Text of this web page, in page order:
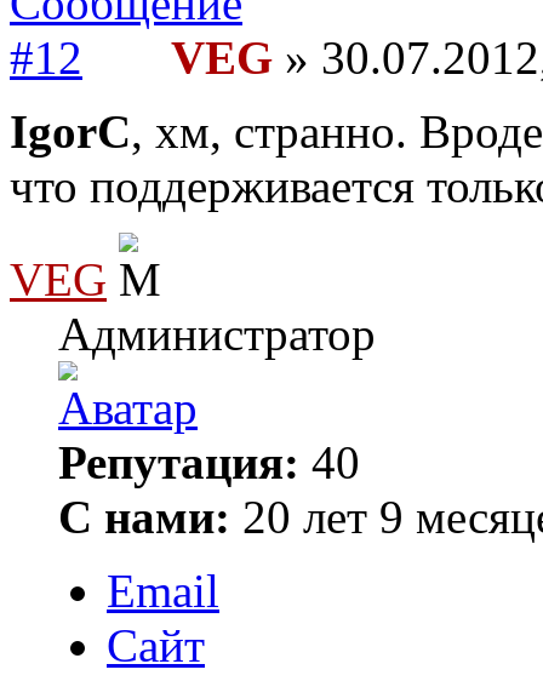
VEG »
IgorC, хм, странно.
что поддерживается
VEG
Администратор
Репутация: 40
С нами: 20 лет 9
Email
Сайт